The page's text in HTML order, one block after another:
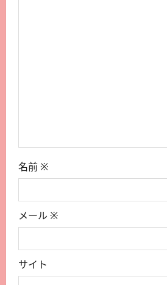
名前 ※
メール ※
サイト